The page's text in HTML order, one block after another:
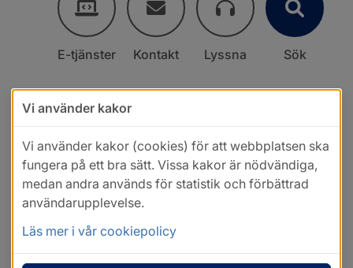
E-tjänster Kontakt Lyssna Sök
Vi använder kakor
Vi använder kakor (cookies) för att webbplatsen ska
fungera på ett bra sätt. Vissa kakor är nödvändiga,
medan andra används för statistik och förbättrad
användarupplevelse.
Läs mer i vår cookiepolicy